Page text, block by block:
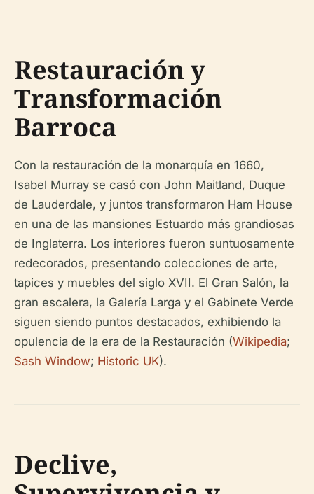
Restauración y
Transformación
Barroca
Con la restauración de la monarquía en 1660,
Isabel Murray se casó con John Maitland, Duque
de Lauderdale, y juntos transformaron Ham House
en una de las mansiones Estuardo más grandiosas
de Inglaterra. Los interiores fueron suntuosamente
redecorados, presentando colecciones de arte,
tapices y muebles del siglo XVII. El Gran Salón, la
gran escalera, la Galería Larga y el Gabinete Verde
siguen siendo puntos destacados, exhibiendo la
opulencia de la era de la Restauración (Wikipedia;
Sash Window; Historic UK).
Declive,